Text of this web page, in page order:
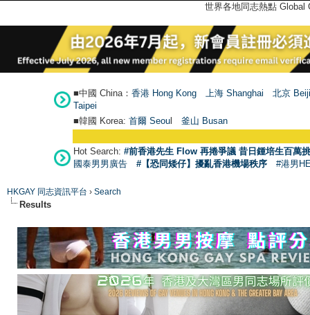
世界各地同志熱點
■中國 China： 香港 Hong Kong 上海 Shanghai
北京
Taipei
■韓國 Korea: 首爾 Seoul 釜山 Busan
Hot Search: #前香港先生 Flow 再捲爭議 昔日鍾培生百萬
國泰男男廣告
#【恐同矮仔】擾亂香港機場秩序 #港男
HKGAY 同志資訊平台 › Search
Results